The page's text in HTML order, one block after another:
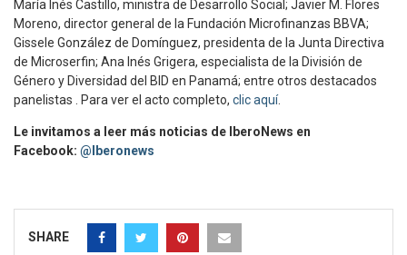
María Inés Castillo, ministra de Desarrollo Social; Javier M. Flores
Moreno, director general de la Fundación Microfinanzas BBVA;
Gissele González de Domínguez, presidenta de la Junta Directiva
de Microserfin; Ana Inés Grigera, especialista de la División de
Género y Diversidad del BID en Panamá; entre otros destacados
panelistas . Para ver el acto completo, clic aquí.
Le invitamos a leer más noticias de IberoNews en
Facebook: @Iberonews
SHARE